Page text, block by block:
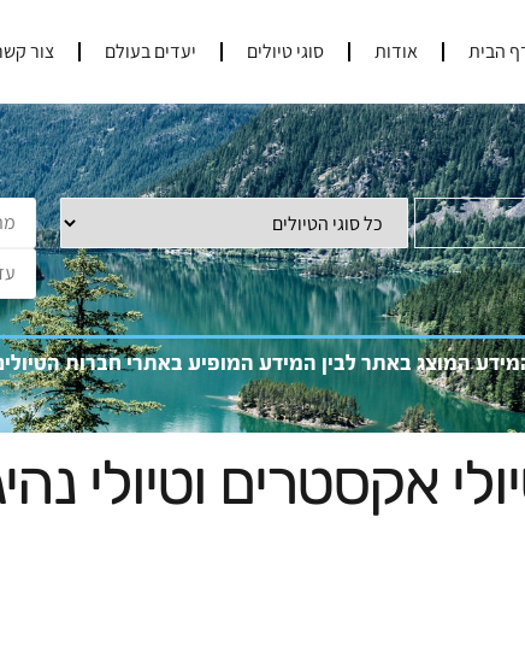
הבית אודות סוגי טיולים יעדים בעולם צור
המידע המוצג באתר לבין המידע המופיע באתרי חברות
אקסטרים וטיולי